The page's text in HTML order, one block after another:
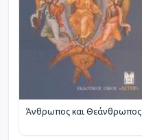
Άνθρωπος και Θεάνθρωπος